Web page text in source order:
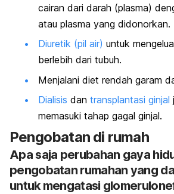
cairan dari darah (plasma)
atau plasma yang didonorkan.
Diuretik (pil air) untuk
berlebih dari tubuh.
Menjalani diet rendah garam
Dialisis dan transplantasi ginjal
memasuki tahap gagal ginjal.
Pengobatan di rumah
Apa saja perubahan gaya
pengobatan rumahan yang
untuk mengatasi